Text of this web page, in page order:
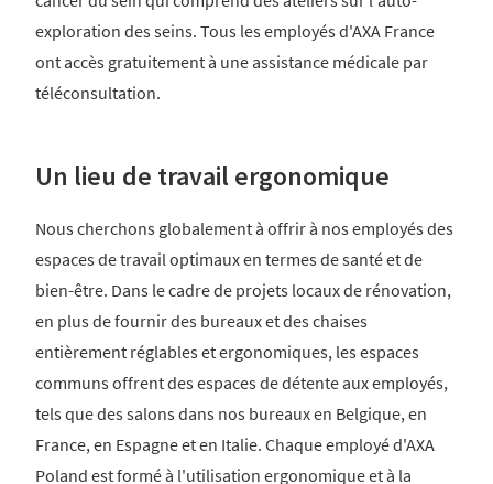
exploration des seins. Tous les employés d'AXA France
ont accès gratuitement à une assistance médicale par
téléconsultation.
Un lieu de travail ergonomique
Nous cherchons globalement à offrir à nos employés des
espaces de travail optimaux en termes de santé et de
bien-être. Dans le cadre de projets locaux de rénovation,
en plus de fournir des bureaux et des chaises
entièrement réglables et ergonomiques, les espaces
communs offrent des espaces de détente aux employés,
tels que des salons dans nos bureaux en Belgique, en
France, en Espagne et en Italie. Chaque employé d'AXA
Poland est formé à l'utilisation ergonomique et à la